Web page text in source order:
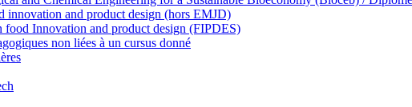
and product design (hors EMJD)
Innovation and product design (FIPDES)
non liées à un cursus donné